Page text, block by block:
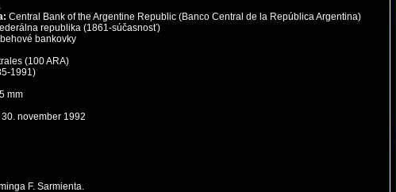
Central Bank of the Argentine Republic (Banco Central de la República Argentina)
republika (1861-súčasnosť)
bankovky
(100 ARA)
1991)
mm
30. november 1992
F. Sarmienta.